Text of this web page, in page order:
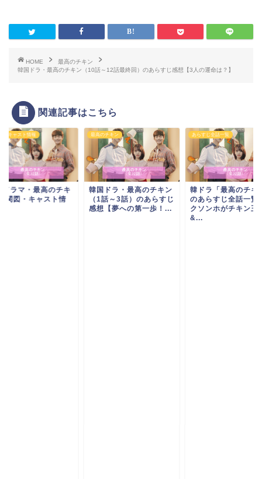
HOME
最高のチキン
韓国ドラ・最高のチキン（10話～12話最終回）のあらすじ感想【3人の運命は？】
関連記事はこちら
・キャスト情報
ドラマ・最高のチキ
関図・キャスト情
最高のチキン
韓国ドラ・最高のチキン
（1話～3話）のあらすじ
感想【夢への第一歩！...
あらすじ全話一覧
韓ドラ「最高のチキ
のあらすじ全話一覧
クソンホがチキン王
&...